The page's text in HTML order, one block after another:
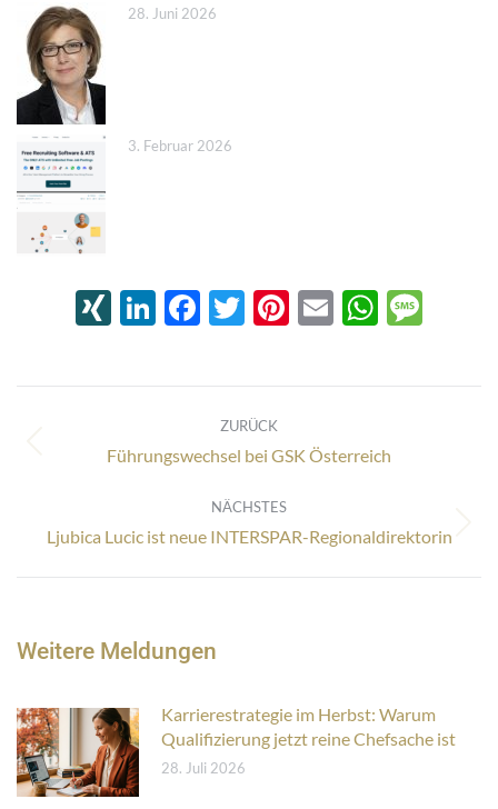
28. Juni 2026
3. Februar 2026
XINGLinkedIn
Facebook
Twitter
Pinterest
Email
ZURÜCK
Vorheriger
Führungswechsel bei GSK Österreich
NÄCHSTES
Nächster
Ljubica Lucic ist neue INTERSPAR-Regionaldirektorin
Weitere Meldungen
Karrierestrategie im Herbst: Warum
Qualifizierung jetzt reine Chefsache ist
28. Juli 2026